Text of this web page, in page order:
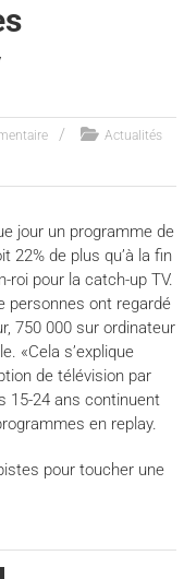
Actualités
jour un programme de
22% de plus qu’à la fin
roi pour la catch-up TV.
personnes ont regardé
750 000 sur ordinateur
«Cela s’explique
de télévision par
15-24 ans continuent
en replay.
pour toucher une